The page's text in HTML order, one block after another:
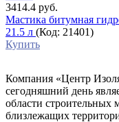
3414.4 руб.
Мастика битумная
21.5 л (Код: 21401)
Купить
Компания «Центр
сегодняшний день
области строительных
близлежащих